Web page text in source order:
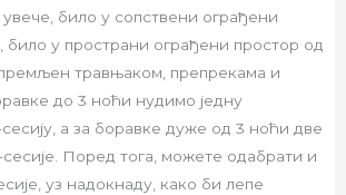
увече, било у сопствени ограђени
било у пространи ограђени простор од
травњаком, препрекама и
до 3 ноћи нудимо једну
а за боравке дуже од 3 ноћи две
Поред тога, можете одабрати и
уз надокнаду, како би лепе